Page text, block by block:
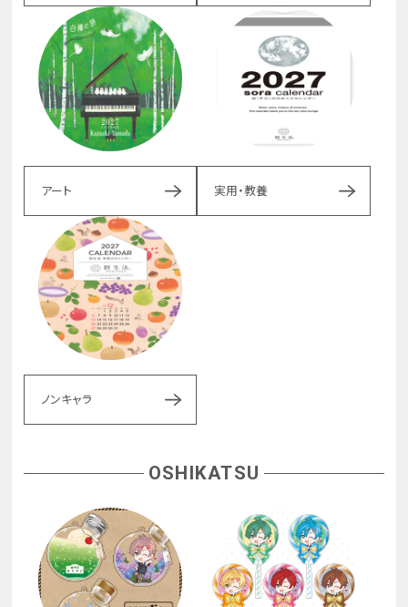
アート 実用・教養
ノンキャラ
OSHIKATSU